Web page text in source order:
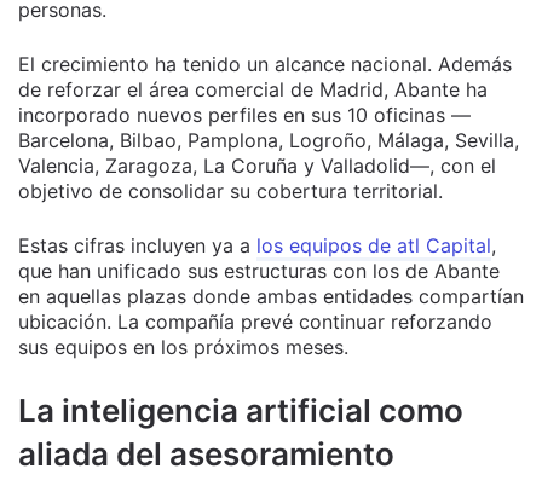
personas.
El crecimiento ha tenido un alcance nacional. Además
de reforzar el área comercial de Madrid, Abante ha
incorporado nuevos perfiles en sus 10 oficinas —
Barcelona, Bilbao, Pamplona, Logroño, Málaga, Sevilla,
Valencia, Zaragoza, La Coruña y Valladolid—, con el
objetivo de consolidar su cobertura territorial.
Estas cifras incluyen ya a los equipos de atl Capital,
que han unificado sus estructuras con los de Abante
en aquellas plazas donde ambas entidades compartían
ubicación. La compañía prevé continuar reforzando
sus equipos en los próximos meses.
La inteligencia artificial como
aliada del asesoramiento